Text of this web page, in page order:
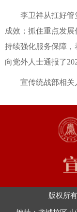
李卫祥从扛好
成效；抓住重点发展
持续强化服务保障
向党外人士通报了
宣传统战部相关
版权所